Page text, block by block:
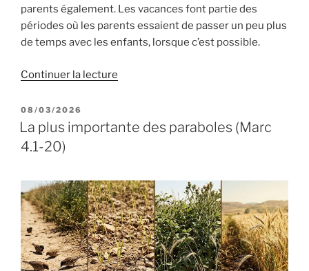
parents également. Les vacances font partie des
périodes où les parents essaient de passer un peu plus
de temps avec les enfants, lorsque c’est possible.
Continuer la lecture
Parole
(Marc
6.7-
33) »
PUBLIÉ
LE
08/03/2026
La plus importante des paraboles (Marc
4.1-20)